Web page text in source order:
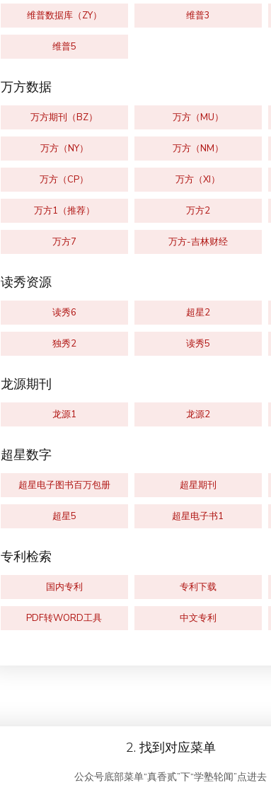
维普数据库（ZY） 维普3
维普5
万方数据
万方期刊（BZ） 万方（MU）
万方（NY） 万方（NM）
万方（CP） 万方（XI）
万方1（推荐） 万方2
万方7 万方-吉林财经
读秀资源
读秀6 超星2
独秀2 读秀5
龙源期刊
龙源1 龙源2
超星数字
超星电子图书百万包册 超星期刊
超星5 超星电子书1
专利检索
国内专利 专利下载
PDF转WORD工具 中文专利
2. 找到对应菜单
公众号底部菜单“真香贰”下“学塾轮闻”点进去